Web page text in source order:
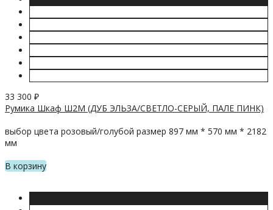
33 300 ₽
Румика Шкаф Ш2М (ДУБ ЭЛЬЗА/СВЕТЛО-СЕРЫЙ, ПАЛЕ ПИНК)
выбор цвета розовый/голубой размер 897 мм * 570 мм * 2182
мм
В корзину